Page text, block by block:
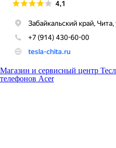
Магазин и сервисный центр
телефонов Acer